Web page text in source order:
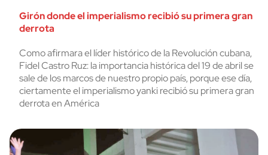
Girón donde el imperialismo recibió su primera gran
derrota
Como afirmara el líder histórico de la Revolución cubana,
Fidel Castro Ruz: la importancia histórica del 19 de abril se
sale de los marcos de nuestro propio país, porque ese día,
ciertamente el imperialismo yanki recibió su primera gran
derrota en América